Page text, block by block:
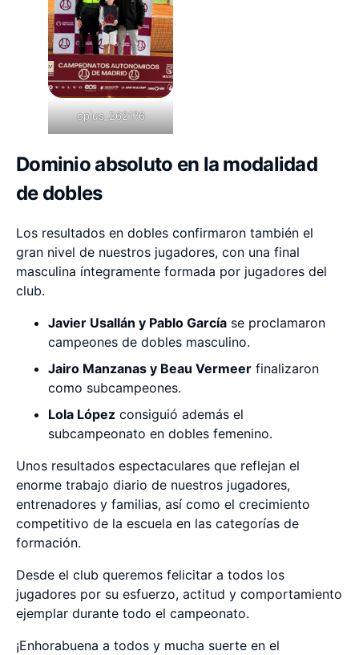
oplus_262176
Dominio absoluto en la modalidad
de dobles
Los resultados en dobles confirmaron también el
gran nivel de nuestros jugadores, con una final
masculina íntegramente formada por jugadores del
club.
Javier Usallán y Pablo García se proclamaron
campeones de dobles masculino.
Jairo Manzanas y Beau Vermeer finalizaron
como subcampeones.
Lola López consiguió además el
subcampeonato en dobles femenino.
Unos resultados espectaculares que reflejan el
enorme trabajo diario de nuestros jugadores,
entrenadores y familias, así como el crecimiento
competitivo de la escuela en las categorías de
formación.
Desde el club queremos felicitar a todos los
jugadores por su esfuerzo, actitud y comportamiento
ejemplar durante todo el campeonato.
¡Enhorabuena a todos y mucha suerte en el